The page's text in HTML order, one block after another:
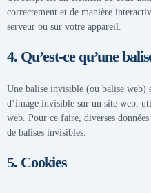
correctement et de manière
serveur ou sur votre appareil.
4. Qu’est-ce qu’une
Une balise invisible (ou balise web)
d’image invisible sur un site web,
web. Pour ce faire, diverses
de balises invisibles.
5. Cookies